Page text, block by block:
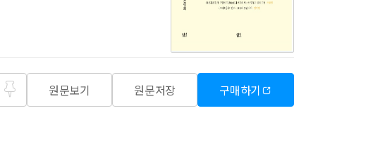
원문보기 원문저장 구매하기